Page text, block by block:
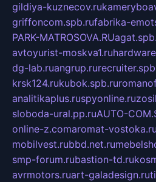
gildiya-kuznecov.ru
griffoncom.spb.rufabrika-
PARK-MATROSOVA.RU
avtoyurist-moskva1.ru
dg-lab.ruangrup.ru
krsk124.rukubok.spb.ru
analitikaplus.ruspyonline.ru
sloboda-ural.pp.ruAUTO-
online-z.comaromat-vostoka.ru
mobilvest.rubbd.net.ru
smp-forum.rubastion-td.ru
avrmotors.ruart-galadesign.ru